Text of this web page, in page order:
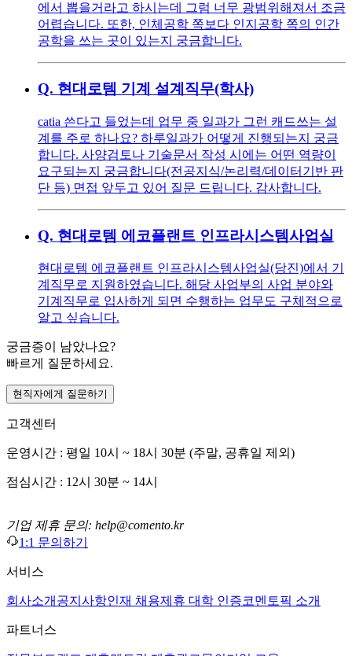
에서 뽑을거라고 하시는데 그럼 너무 광범위해져서 조금
어렵습니다. 또한, 인체공학 쪽보다 인지공학 쪽의 인간
공학을 쓰는 곳이 있는지 궁금합니다.
Q. 현대로템 기계 설계직무(학사)
catia 쓴다고 들었는데 업무 중 일과가 그런 캐드쓰는 설
계를 주로 하나요? 하루일과가 어떻게 진행되는지 궁금
합니다. 사양검토나 기술문서 작성 시에는 어떤 역량이
요구되는지 궁금합니다(전공지식/논리력/데이터기반 판
단 등) 면접 앞두고 있어 질문 드립니다. 감사합니다.
Q. 현대로템 에코플랜트 인프라시스템사업실
현대로템 에코플랜트 인프라시스템사업실(당진)에서 기
계직무로 지원하였습니다. 해당 사업부의 사업 분야와
기계직무로 입사하게 되면 수행하는 업무도 구체적으로
알고 싶습니다.
궁금증이 남았나요?
빠르게 질문하세요.
현직자에게 질문하기
고객센터
운영시간 : 평일 10시 ~ 18시 30분 (주말, 공휴일 제외)
점심시간 : 12시 30분 ~ 14시
기업 제휴 문의: help@comento.kr
1:1 문의하기
서비스
회사소개 공지사항인재 채용제휴 대학 인증코멘토픽 소개
파트너스